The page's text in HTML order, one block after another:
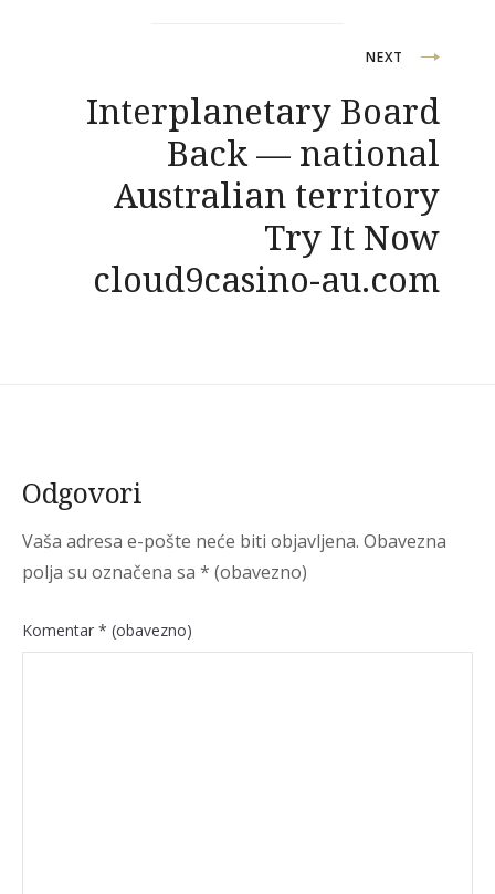
NEXT
Interplanetary Board
Back — national
Australian territory
Try It Now
cloud9casino-au.com
Odgovori
Vaša adresa e-pošte neće biti objavljena. Obavezna
polja su označena sa * (obavezno)
Komentar * (obavezno)